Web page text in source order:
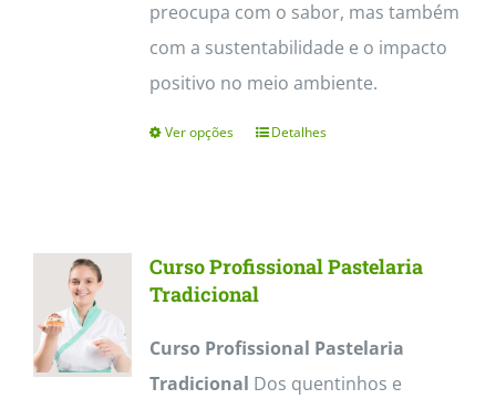
preocupa com o sabor, mas também
com a sustentabilidade e o impacto
positivo no meio ambiente.
Ver opções
This
variants.
options
may
Detalhes
Curso Profissional Pastelaria
Tradicional
Curso Profissional Pastelaria
Tradicional Dos quentinhos e